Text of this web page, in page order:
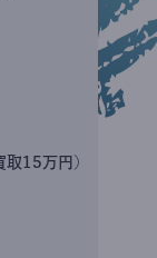
取15万円)